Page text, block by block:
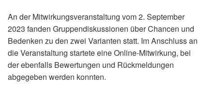
An der Mitwirkungsveranstaltung vom 2. September
2023 fanden Gruppendiskussionen über Chancen und
Bedenken zu den zwei Varianten statt. Im Anschluss an
die Veranstaltung startete eine Online-Mitwirkung, bei
der ebenfalls Bewertungen und Rückmeldungen
abgegeben werden konnten.